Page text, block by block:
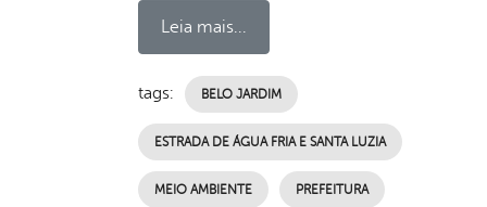
Leia mais...
tags: BELO JARDIM
ESTRADA DE ÁGUA FRIA E SANTA LUZIA
MEIO AMBIENTE PREFEITURA